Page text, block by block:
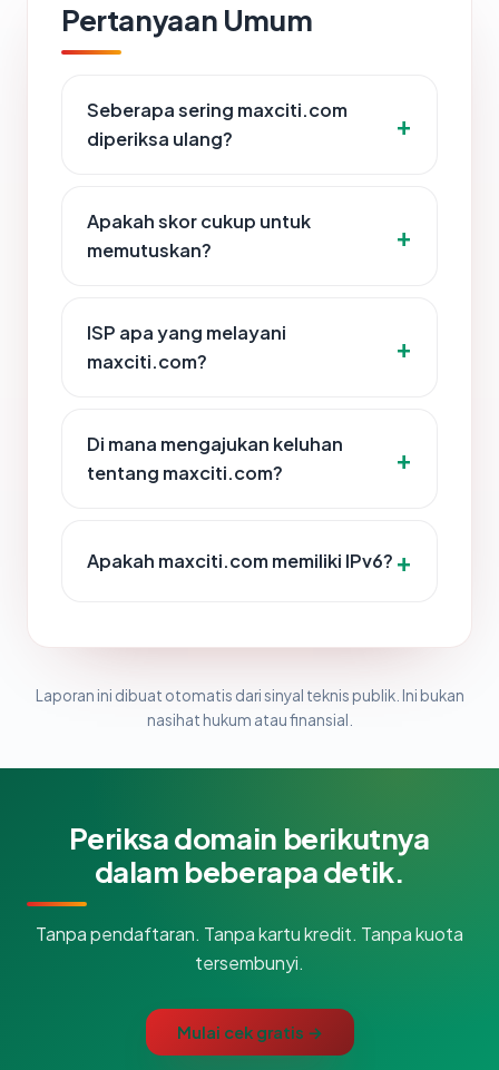
Pertanyaan Umum
Seberapa sering maxciti.com
diperiksa ulang?
Apakah skor cukup untuk
memutuskan?
ISP apa yang melayani
maxciti.com?
Di mana mengajukan keluhan
tentang maxciti.com?
Apakah maxciti.com memiliki IPv6?
Laporan ini dibuat otomatis dari sinyal teknis publik. Ini bukan
nasihat hukum atau finansial.
Periksa domain berikutnya
dalam beberapa detik.
Tanpa pendaftaran. Tanpa kartu kredit. Tanpa kuota
tersembunyi.
Mulai cek gratis →